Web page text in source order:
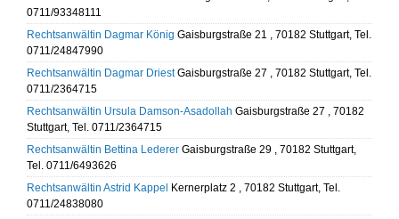
0711/93348111
Rechtsanwältin Dagmar König Gaisburgstraße 21 , 70182 Stuttgart, Tel.
0711/24847990
Rechtsanwältin Dagmar DriestGaisburgstraße 27 , 70182 Stuttgart, Tel.
0711/2364715
Rechtsanwältin Ursula Damson-Asadollah Gaisburgstraße 27 , 70182
Stuttgart, Tel. 0711/2364715
Rechtsanwältin Bettina Lederer Gaisburgstraße 29 , 70182 Stuttgart,
Tel. 0711/6493626
Rechtsanwältin Astrid Kappel
Kernerplatz 2 , 70182 Stuttgart, Tel.
0711/24838080